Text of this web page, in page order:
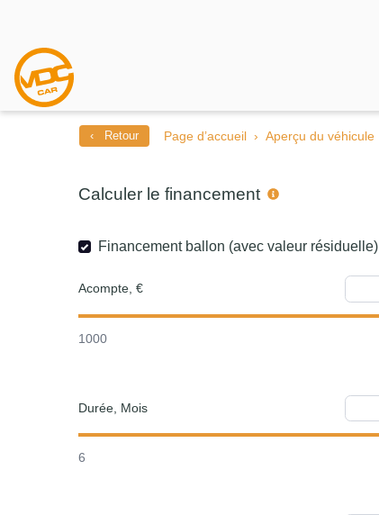
‹ Retour Page d’accueil Aperçu du véhicule
Calculer le financement
Financement ballon (avec valeur résiduelle)
Acompte, €
1000
Durée, Mois
6